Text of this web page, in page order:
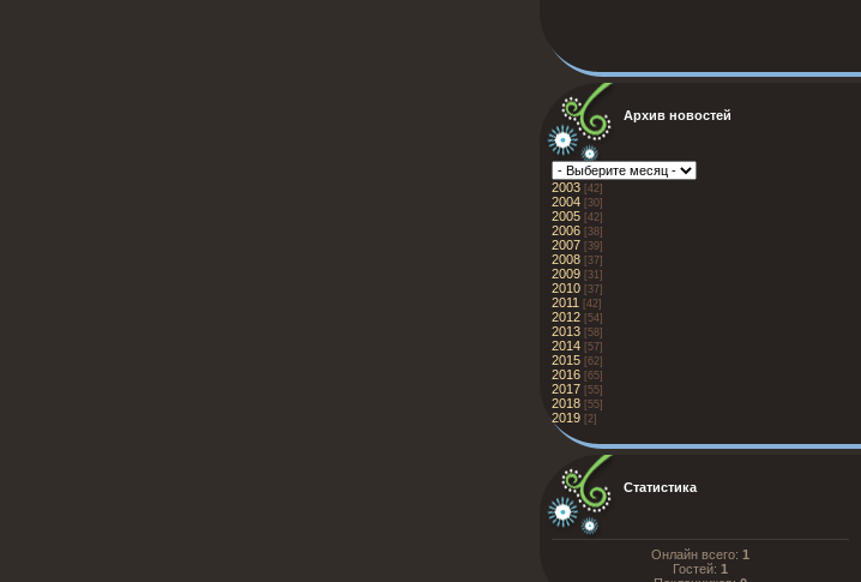
Архив новостей
2003 [42]
2004 [30]
2005 [42]
2006 [38]
2007 [39]
2008 [37]
2009 [31]
2010 [37]
2011 [42]
2012 [54]
2013 [58]
2014 [57]
2015 [62]
2016 [65]
2017 [55]
2018 [55]
2019 [2]
Статистика
Онлайн всего: 1
Гостей: 1